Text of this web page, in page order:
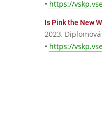
• https://
Is Pink the New
2023,
• https://